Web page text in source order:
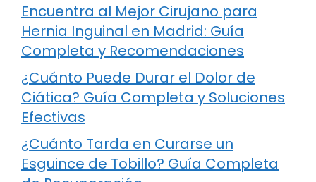
Encuentra al Mejor Cirujano para
Hernia Inguinal en Madrid: Guía
Completa y Recomendaciones
¿Cuánto Puede Durar el Dolor de
Ciática? Guía Completa y Soluciones
Efectivas
¿Cuánto Tarda en Curarse un
Esguince de Tobillo? Guía Completa